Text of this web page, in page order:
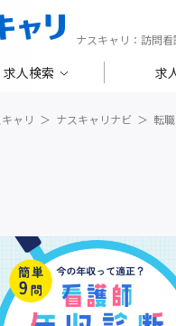
ナスキャリ：訪問
求人検索 求
ャリ ナスキャリナビ 転